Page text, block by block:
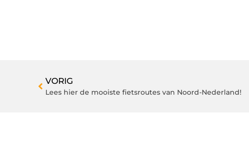
VORIG
Lees hier de mooiste fietsroutes van Noord-Nederland!